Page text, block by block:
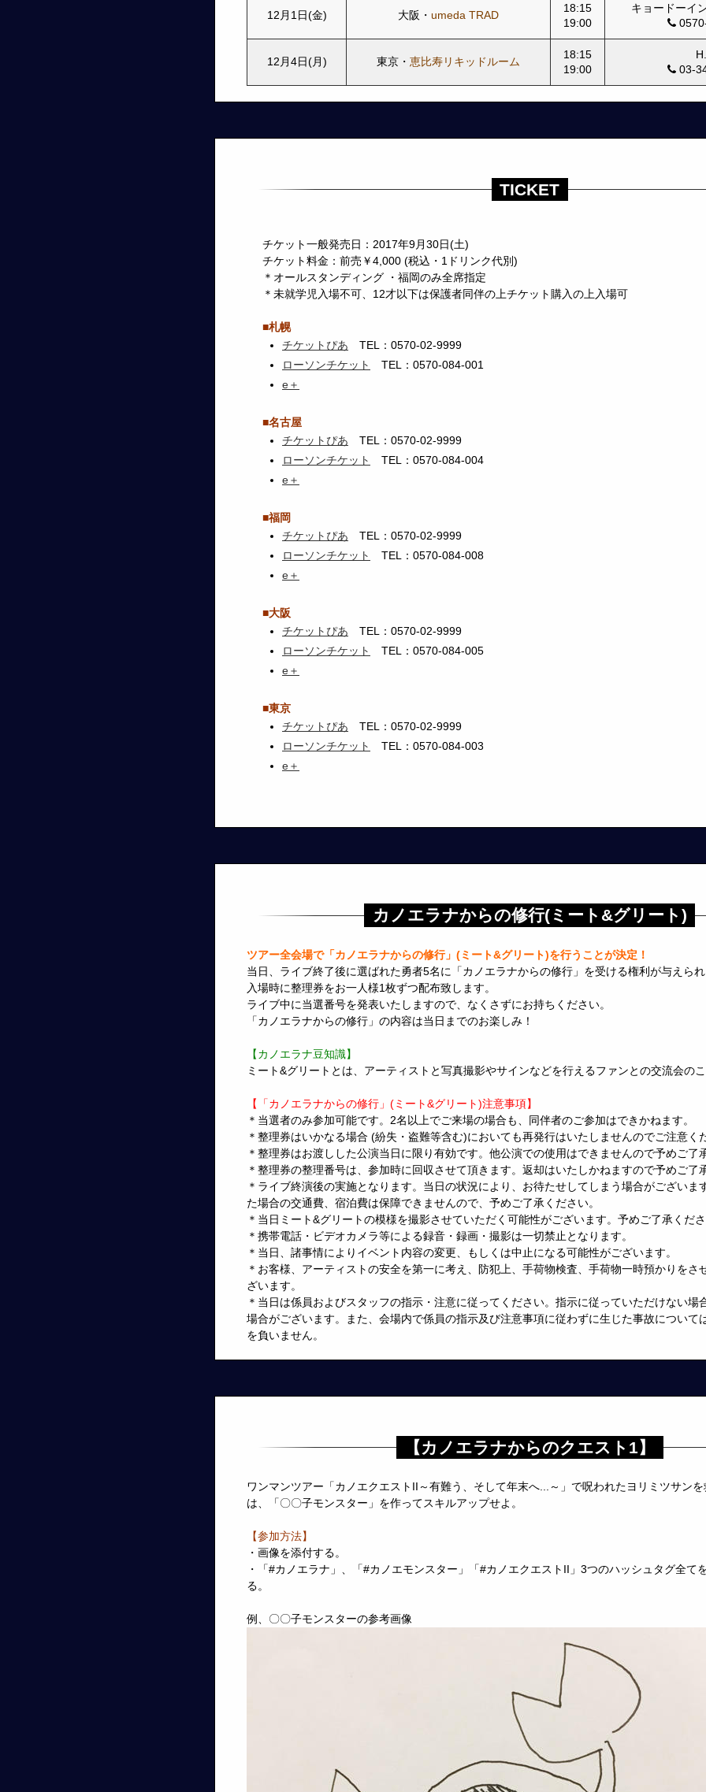
12月1日(金) 大阪・ umeda TRAD
18:15
19:00
キョードーイ
12月4日(月) 東京・ 恵比寿リキッドルーム
18:15
19:00
03-
TICKET
チケット一般発売日：2017年9月30日(土)
チケット料金：前売￥4,000 (税込・1ドリンク代別)
＊オールスタンディング ・福岡のみ全席指定
＊未就学児入場不可、12才以下は保護者同伴の上チケット購入の上入場可
■札幌
チケットぴあ TEL：0570-02-9999
ローソンチケット
TEL：0570-084-001
e＋
■名古屋
チケットぴあ TEL：0570-02-9999
ローソンチケット
TEL：0570-084-004
e＋
■福岡
チケットぴあ TEL：0570-02-9999
ローソンチケット
TEL：0570-084-008
e＋
■大阪
チケットぴあ TEL：0570-02-9999
ローソンチケット
TEL：0570-084-005
e＋
■東京
チケットぴあ TEL：0570-02-9999
ローソンチケット
TEL：0570-084-003
e＋
カノエラナからの修行(ミート&グリート)
ツアー全会場で「カノエラナからの修行」(ミート&グリート)を行うことが決定！
当日、ライブ終了後に選ばれた勇者5名に「カノエラナからの修行」を受ける権利が与えられ
入場時に整理券をお一人様1枚ずつ配布致します。
ライブ中に当選番号を発表いたしますので、なくさずにお持ちください。
「カノエラナからの修行」の内容は当日までのお楽しみ！
【カノエラナ豆知識】
ミート&グリートとは、アーティストと写真撮影やサインなどを行えるファンとの交流会のこ
【「カノエラナからの修行」(ミート&グリート)注意事項】
＊当選者のみ参加可能です。2名以上でご来場の場合も、同伴者のご参加はできかねます。
＊整理券はいかなる場合 (紛失・盗難等含む)においても再発行はいたしませんのでご注意く
＊整理券はお渡しした公演当日に限り有効です。他公演での使用はできませんので予めご了
＊整理券の整理番号は、参加時に回収させて頂きます。返却はいたしかねますので予めご了
＊ライブ終演後の実施となります。当日の状況により、お待たせしてしまう場合がございま
た場合の交通費、宿泊費は保障できませんので、予めご了承ください。
＊当日ミート&グリートの模様を撮影させていただく可能性がございます。予めご了承くださ
＊携帯電話・ビデオカメラ等による録音・録画・撮影は一切禁止となります。
＊当日、諸事情によりイベント内容の変更、もしくは中止になる可能性がございます。
＊お客様、アーティストの安全を第一に考え、防犯上、手荷物検査、手荷物一時預かりをさ
ざいます。
＊当日は係員およびスタッフの指示・注意に従ってください。指示に従っていただけない場
場合がございます。また、会場内で係員の指示及び注意事項に従わずに生じた事故について
を負いません。
【カノエラナからのクエスト1】
ワンマンツアー「カノエクエストII～有難う、そして年末へ...～」で呪われたヨリミツサン
は、「〇〇子モンスター」を作ってスキルアップせよ。
【参加方法】
・画像を添付する。
・「#カノエラナ」、「#カノエモンスター」「#カノエクエストII」3つのハッシュタグ全て
る。
例、〇〇子モンスターの参考画像